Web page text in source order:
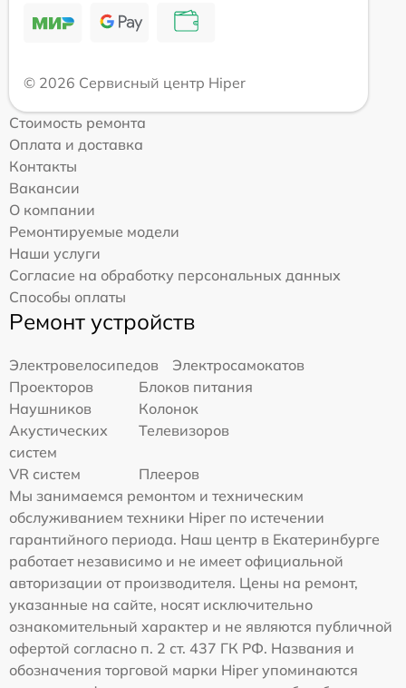
© 2026 Сервисный центр Hiper
Стоимость ремонта
Оплата и доставка
Контакты
Вакансии
О компании
Ремонтируемые модели
Наши услуги
Согласие на обработку персональных данных
Способы оплаты
Ремонт устройств
Электровелосипедов
Электросамокатов
Проекторов
Блоков питания
Наушников
Колонок
Акустических
систем
Телевизоров
VR систем
Плееров
Мы занимаемся ремонтом и техническим
обслуживанием техники Hiper по истечении
гарантийного периода. Наш центр в Екатеринбурге
работает независимо и не имеет официальной
авторизации от производителя. Цены на ремонт,
указанные на сайте, носят исключительно
ознакомительный характер и не являются публичной
офертой согласно п. 2 ст. 437 ГК РФ. Названия и
обозначения торговой марки Hiper упоминаются